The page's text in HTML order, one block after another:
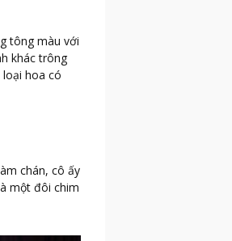
tông màu với
khác trông
hoa có
chán, cô ấy
một đôi chim